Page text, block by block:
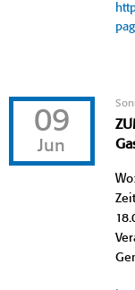
09
Jun